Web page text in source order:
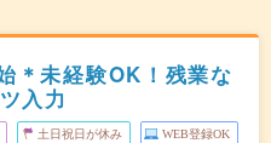
＊未経験OK！残業な
入力
土日祝日が休み WEB登録OK